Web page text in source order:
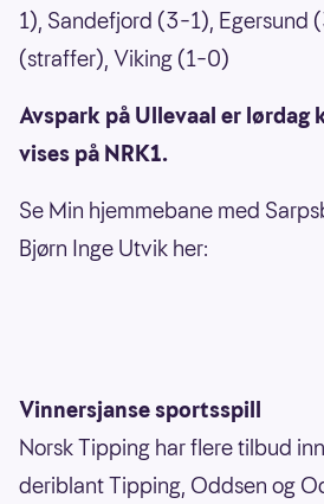
1), Sandefjord (3–1), Egersund
(straffer), Viking (1–0)
Avspark på Ullevaal er lørdag
vises på NRK1.
Se Min hjemmebane med
Bjørn Inge Utvik her:
Vinnersjanse sportsspill
Norsk Tipping har flere tilbud
deriblant Tipping, Oddsen og